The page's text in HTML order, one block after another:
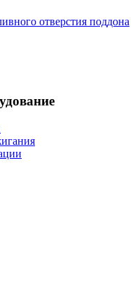
отверстия поддона